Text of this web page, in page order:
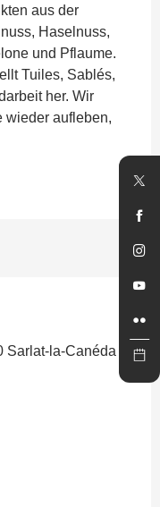
aus der
Haselnuss,
und Pflaume.
Tuiles, Sablés,
her. Wir
wieder aufleben,
Sarlat-la-Canéda